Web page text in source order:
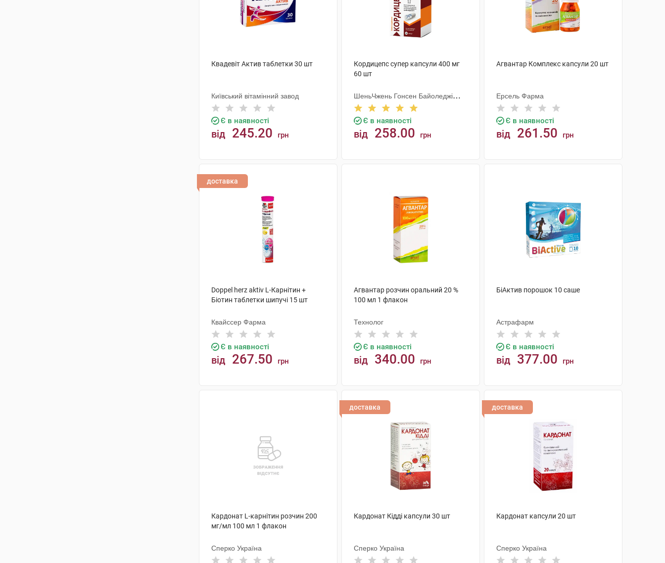
Квадевіт Актив таблетки 30 шт
Київський вітамінний завод
Є в наявності
від 245.20 грн
Кордицепс супер капсули 400 мг
60 шт
ШеньЧжень Гонсен Байоледжі
Індастрі Ко. Лтд
Є в наявності
від 258.00 грн
Агвантар Комплекс капсули 20 шт
Ерсель Фарма
Є в наявності
від 261.50 грн
доставка
Doppel herz aktiv L-Карнітин +
Біотин таблетки шипучі 15 шт
Квайссер Фарма
Є в наявності
від 267.50 грн
Агвантар розчин оральний 20 %
100 мл 1 флакон
Технолог
Є в наявності
від 340.00 грн
БіАктив порошок 10 саше
Астрафарм
Є в наявності
від 377.00 грн
Кардонат L-карнітин розчин 200
мг/мл 100 мл 1 флакон
Сперко Україна
доставка
Кардонат Кідді капсули 30 шт
Сперко Україна
доставка
Кардонат капсули 20 шт
Сперко Україна